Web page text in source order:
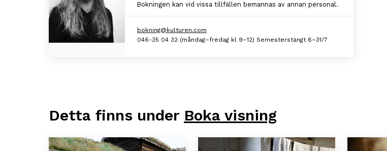
Bokningen kan vid vissa tillfällen bemannas av annan personal.
bokning@kulturen.com
046-35 04 32 (måndag–fredag kl 9–12) Semesterstängt 6–31/7
Detta finns under Boka visning